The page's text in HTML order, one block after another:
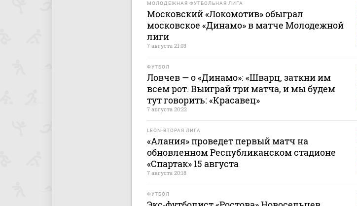
МОЛОДЕЖНАЯ ФУТБОЛЬНАЯ ЛИГА
Московский «Локомотив» обыграл
московское «Динамо» в матче Молодежной
лиги
7 августа 21:03
ФУТБОЛ
Ловчев — о «Динамо»: «Шварц, заткни им
всем рот. Выиграй три матча, и мы будем
тут говорить: «Красавец»
7 августа 20:22
LEON-ВТОРАЯ ЛИГА
«Алания» проведет первый матч на
обновленном Республиканском стадионе
«Спартак» 15 августа
7 августа 20:18
ФУТБОЛ